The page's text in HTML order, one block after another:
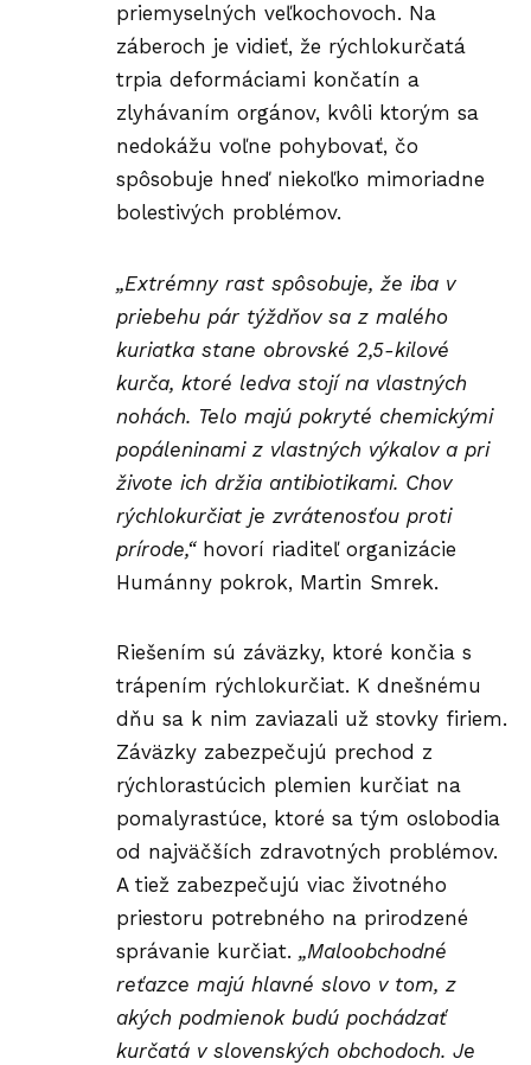
priemyselných veľkochovoch. Na
záberoch je vidieť, že rýchlokurčatá
trpia deformáciami končatín a
zlyhávaním orgánov, kvôli ktorým sa
nedokážu voľne pohybovať, čo
spôsobuje hneď niekoľko mimoriadne
bolestivých problémov.
„Extrémny rast spôsobuje, že iba v
priebehu pár týždňov sa z malého
kuriatka stane obrovské 2,5-kilové
kurča, ktoré ledva stojí na vlastných
nohách. Telo majú pokryté chemickými
popáleninami z vlastných výkalov a pri
živote ich držia antibiotikami. Chov
rýchlokurčiat je zvrátenosťou proti
prírode,“hovorí riaditeľ organizácie
Humánny pokrok, Martin Smrek.
Riešením sú záväzky, ktoré končia s
trápením rýchlokurčiat. K dnešnému
dňu sa k nim zaviazali už stovky firiem.
Záväzky zabezpečujú prechod z
rýchlorastúcich plemien kurčiat na
pomalyrastúce, ktoré sa tým oslobodia
od najväčších zdravotných problémov.
A tiež zabezpečujú viac životného
priestoru potrebného na prirodzené
správanie kurčiat. „Maloobchodné
reťazce majú hlavné slovo v tom, z
akých podmienok budú pochádzať
kurčatá v slovenských obchodoch. Je